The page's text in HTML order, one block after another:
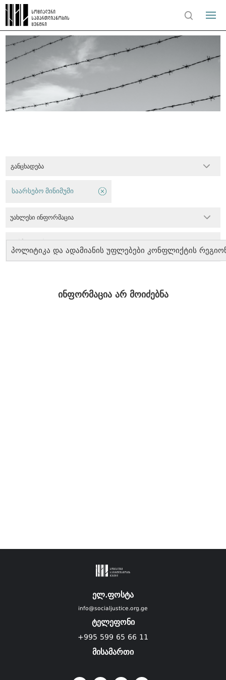
განცხადება
პოლიტიკა და ადამიანის უფლებები კონფლიქტის
საარსებო მინიმუმი
უახლესი ინფორმაცია
ინფორმაცია არ მოიძებნა
ელ.ფოსტა
info@socialjustice.org.ge
ტელეფონი
+995 599 65 66 11
მისამართი